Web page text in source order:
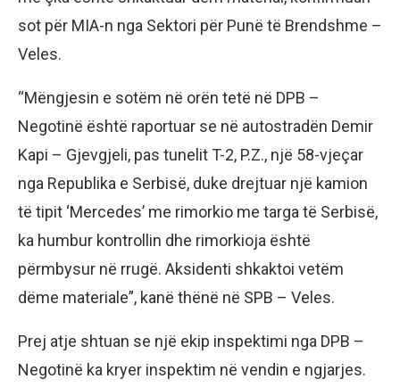
sot për MIA-n nga Sektori për Punë të Brendshme –
Veles.
“Mëngjesin e sotëm në orën tetë në DPB –
Negotinë është raportuar se në autostradën Demir
Kapi – Gjevgjeli, pas tunelit T-2, P.Z., një 58-vjeçar
nga Republika e Serbisë, duke drejtuar një kamion
të tipit ‘Mercedes’ me rimorkio me targa të Serbisë,
ka humbur kontrollin dhe rimorkioja është
përmbysur në rrugë. Aksidenti shkaktoi vetëm
dëme materiale”, kanë thënë në SPB – Veles.
Prej atje shtuan se një ekip inspektimi nga DPB –
Negotinë ka kryer inspektim në vendin e ngjarjes.